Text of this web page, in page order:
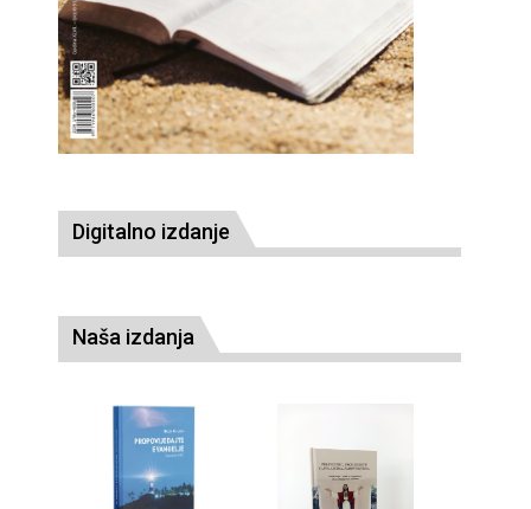
Digitalno izdanje
Naša izdanja